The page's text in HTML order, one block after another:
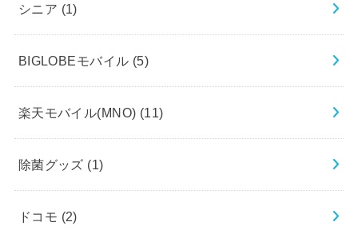
シニア (1)
BIGLOBEモバイル (5)
楽天モバイル(MNO) (11)
除菌グッズ (1)
ドコモ (2)